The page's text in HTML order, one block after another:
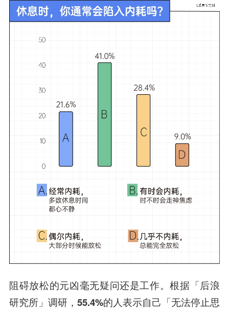
阻碍放松的元凶毫无疑问还是工作。根据「后浪
研究所」调研， 55.4%的人表示自己「无法停止思